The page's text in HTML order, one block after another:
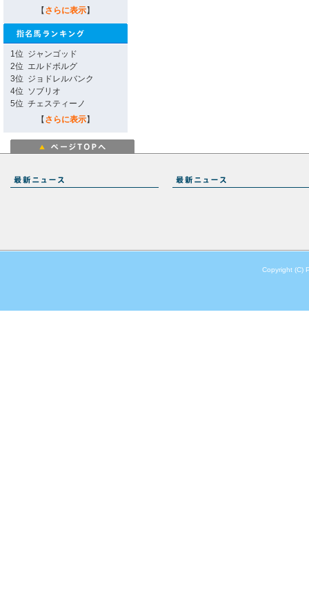
【 さらに表示】
1位 ジャンゴッド
2位 エルドボルグ
3位 ジョドレルバンク
4位 ソブリオ
5位 チェスティーノ
【 さらに表示】
Copyright (C)